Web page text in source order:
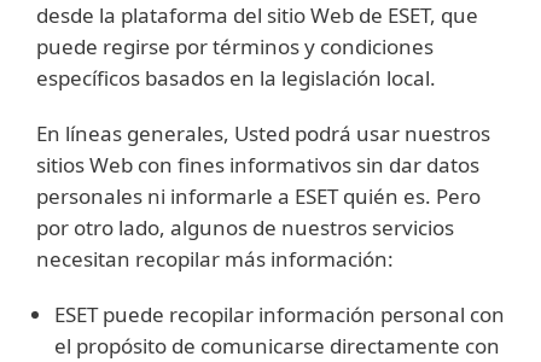
desde la plataforma del sitio Web de ESET, que
puede regirse por términos y condiciones
específicos basados en la legislación local.
En líneas generales, Usted podrá usar nuestros
sitios Web con fines informativos sin dar datos
personales ni informarle a ESET quién es. Pero
por otro lado, algunos de nuestros servicios
necesitan recopilar más información:
ESET puede recopilar información personal con
el propósito de comunicarse directamente con